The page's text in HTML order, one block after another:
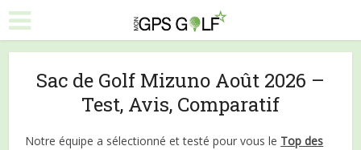
Sac de Golf Mizuno Août 2026 –
Test, Avis, Comparatif
Notre équipe a sélectionné et testé pour vous le Top des